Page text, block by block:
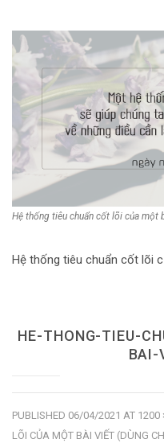
Dùng từ đặt câu
Cổ mỹ từ
Học từ dân gian
Ngòi bút người xưa
Người Việt với tiếng Việt
Học Viết Chữ
Thư Viện Chữ
Sách Chữ đọc
Hệ thống tiêu chuẩn cốt lõi của một
Hệ thống tiêu chuẩn cốt lõi
HE-THONG-TIEU-
BAI-
PUBLISHED 06/04/2021 AT 1200
LÕI CỦA MỘT BÀI VIẾT (DÙNG